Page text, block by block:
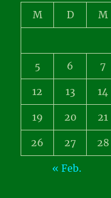
M D M
5 6 7
12 13 14
19 20 21
26 27 28
« Feb.